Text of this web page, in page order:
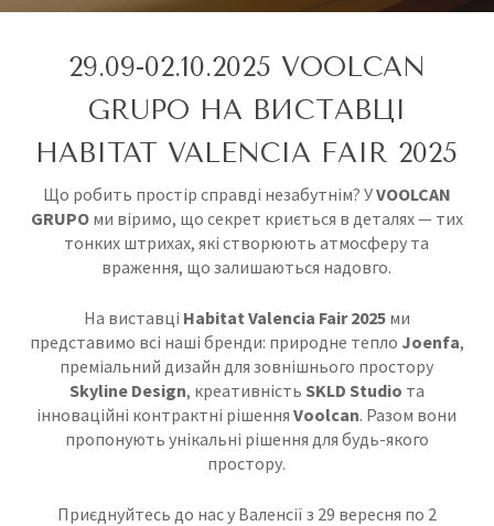
29.09-02.10.2025 VOOLCAN
GRUPO НА ВИСТАВЦІ
HABITAT VALENCIA FAIR 2025
Що робить простір справді незабутнім? УVOOLCAN
GRUPOми віримо, що секрет криється в деталях — тих
тонких штрихах, які створюють атмосферу та
враження, що залишаються надовго.
На виставці Habitat Valencia Fair 2025ми
представимо всі наші бренди: природне тепло Joenfa,
преміальний дизайн для зовнішнього простору
Skyline Design, креативність SKLD Studio та
інноваційні контрактні рішенняVoolcan. Разом вони
пропонують унікальні рішення для будь-якого
простору.
Приєднуйтесь до нас у Валенсії з 29 вересня по 2